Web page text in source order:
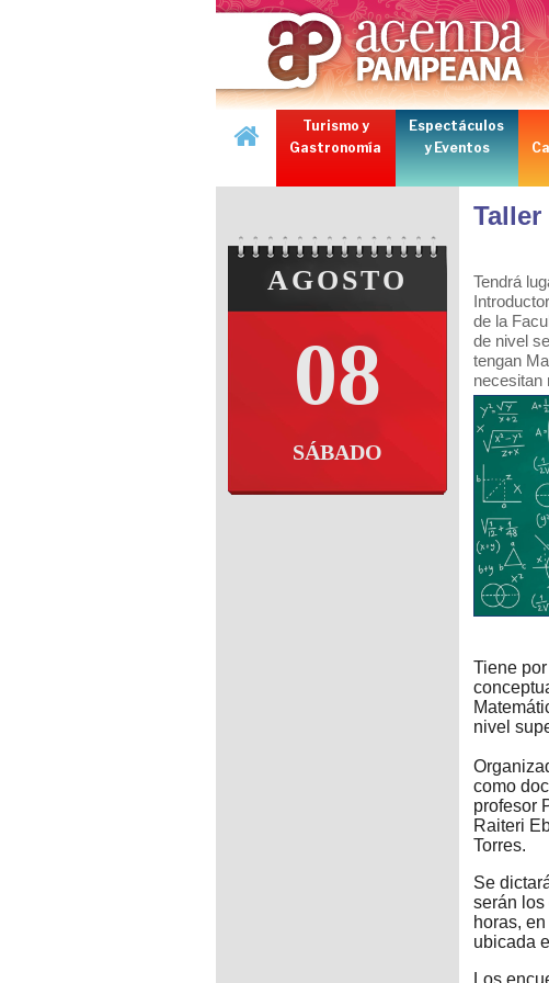
Turismo y
Gastronomía
Espectáculos
y Eventos
AGOSTO
08
SÁBADO
Tendrá
de la
de nivel
tengan
necesitan
Tiene
nivel
como
profesor
Raiteri
Torres.
Se
serán los
horas,
ubicada
Los